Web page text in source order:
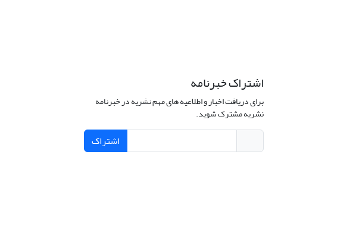
اشتراک خبرنامه
برای دریافت اخبار و اطلاعیه های مهم نشریه در خبرنامه
نشریه مشترک شوید.
اشتراک